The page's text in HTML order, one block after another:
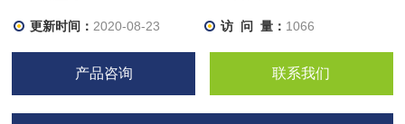
更新时间： 2020-08-23 访 问 量： 1066
产品咨询 联系我们